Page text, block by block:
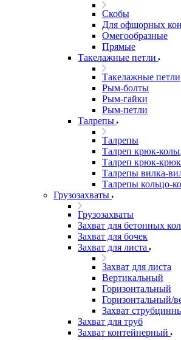
Скобы
Для офшорных
Омегообразные
Прямые
Такелажные петли
Такелажные петли
Рым-болты
Рым-гайки
Рым-петли
Талрепы
Талрепы
Талреп крюк-
Талреп крюк-
Талрепы вилка-
Талрепы кольцо-
Грузозахваты
Грузозахваты
Захват для бетонных
Захват для бочек
Захват для листа
Захват для листа
Вертикальный
Горизонтальный
Горизонтальный/
Захват
Захват для труб
Захват контейнерный